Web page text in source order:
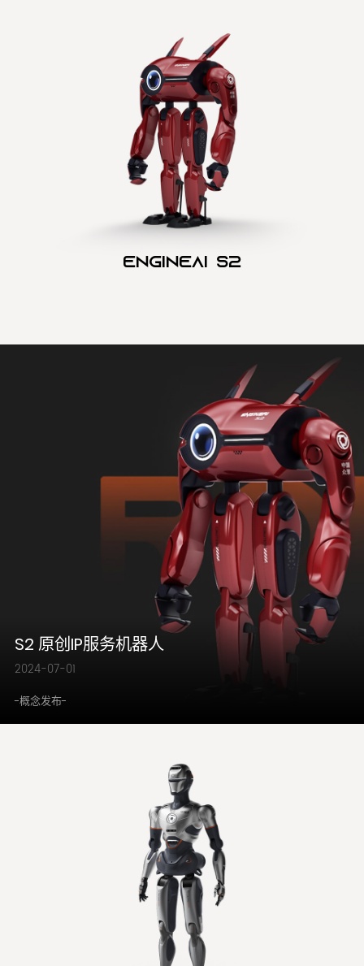
Engineai S2
S2 原创IP服务机器人
2024-07-01
-概念发布-